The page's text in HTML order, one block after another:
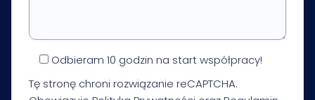
Odbieram 10 godzin na start współpracy!
Tę stronę chroni rozwiązanie reCAPTCHA.